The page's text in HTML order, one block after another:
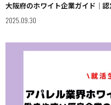
大阪府のホワイト企業ガイド｜
2025.09.30